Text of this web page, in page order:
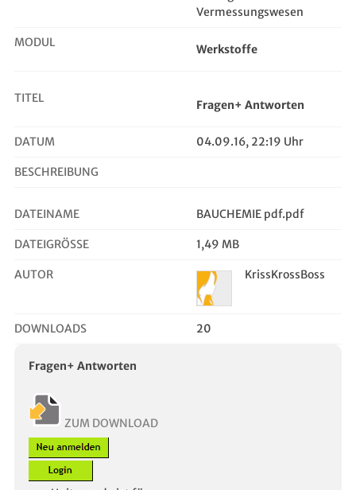
Vermessungswesen
MODUL Werkstoffe
TITEL Fragen+ Antworten
DATUM 04.09.16, 22:19 Uhr
BESCHREIBUNG
DATEINAME BAUCHEMIE pdf.pdf
DATEIGRÖSSE 1,49 MB
AUTOR KrissKrossBoss
DOWNLOADS 20
Fragen+ Antworten
ZUM DOWNLOAD